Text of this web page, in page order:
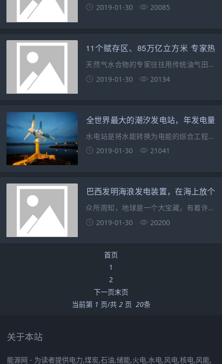
电项目，已发电并网两年整，其中全天候
杭州举办的2018海洋潮流能战略发展研讨
会上，又一值
2019-01-30 20085
11个赋存区、85万亿立方米 专家热
议可燃冰开发与商业利用
天然气水合物的专家往往用传统油气田开
发的思维模式，来考虑天然气水合物的开
及开发工程国家
2019-01-30 20134
全世界最大的潮汐发电站，年发电量
5亿5200万千瓦
水电站是将水能转换为电能的综合工程设
施。又称水电厂。它包括为利用水能生产
天然水流的落差形成水头，汇集、调节天
然水流的流量，并将它
2019-01-30 21041
巴西发明海浪发电装置，在海上放个
圆盘，海浪就能转化成电力
众所周知，地球是一个大宝藏，有着许许
多多的能源，但是随着社会发展科技水平
再生的能源。终有消失殆尽的一天，所以
发展可再生的清洁能源
2019-01-30 20200
首页
1
2
下一页末页
当前第 1 页/共2 页 20条
关于本站
能源网 - 为读者提供电力,煤炭,石油,储能,火电,水电,风电,核电,风能,